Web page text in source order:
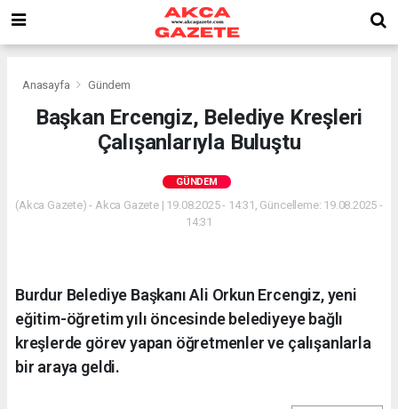
Anasayfa Gündem
Başkan Ercengiz, Belediye Kreşleri
Çalışanlarıyla Buluştu
GÜNDEM
(Akca Gazete) - Akca Gazete | 19.08.2025 - 14:31, Güncelleme: 19.08.2025 -
14:31
Burdur Belediye Başkanı Ali Orkun Ercengiz, yeni
eğitim-öğretim yılı öncesinde belediyeye bağlı
kreşlerde görev yapan öğretmenler ve çalışanlarla
bir araya geldi.